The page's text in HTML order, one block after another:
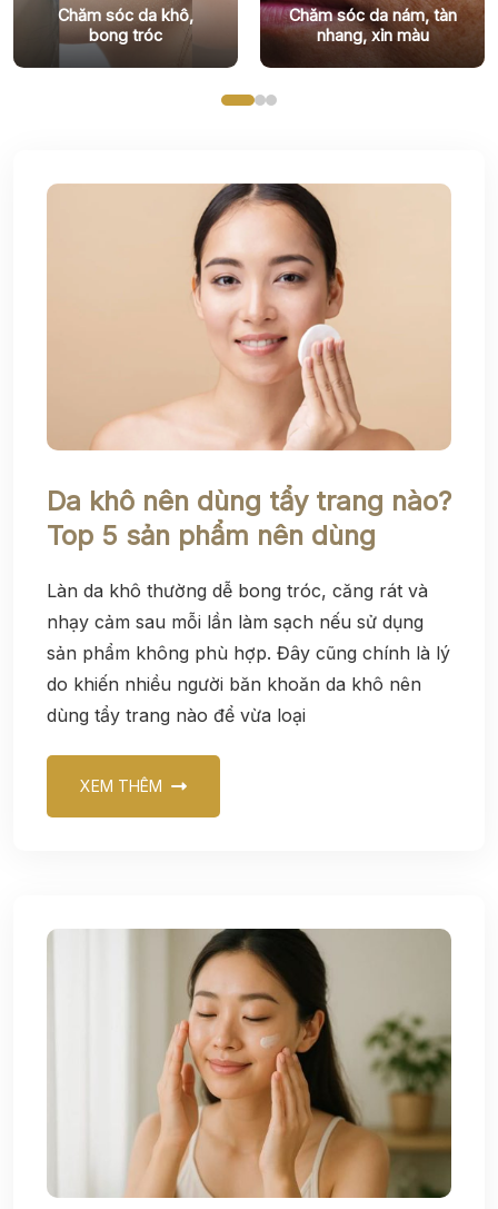
Chăm sóc da khô,
bong tróc
Chăm sóc da nám, tàn
nhang, xỉn màu
Da khô nên dùng tẩy trang nào?
Top 5 sản phẩm nên dùng
Làn da khô thường dễ bong tróc, căng rát và
nhạy cảm sau mỗi lần làm sạch nếu sử dụng
sản phẩm không phù hợp. Đây cũng chính là lý
do khiến nhiều người băn khoăn da khô nên
dùng tẩy trang nào để vừa loại
XEM THÊM